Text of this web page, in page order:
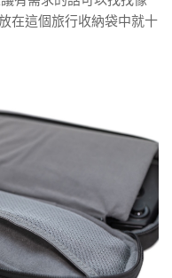
在這個旅行收納袋中就十